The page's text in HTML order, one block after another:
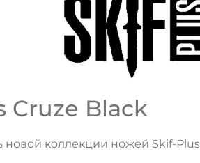
Black
новой коллекции ножей Skif-